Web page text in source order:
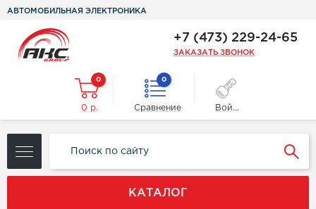
АВТОМОБИЛЬНАЯ ЭЛЕКТРОНИКА
+7 (473) 229-24-65
ЗАКАЗАТЬ ЗВОНОК
0
0 р.
0
Сравнение Войти
КАТАЛОГ